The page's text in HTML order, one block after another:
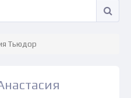
Тьюдор